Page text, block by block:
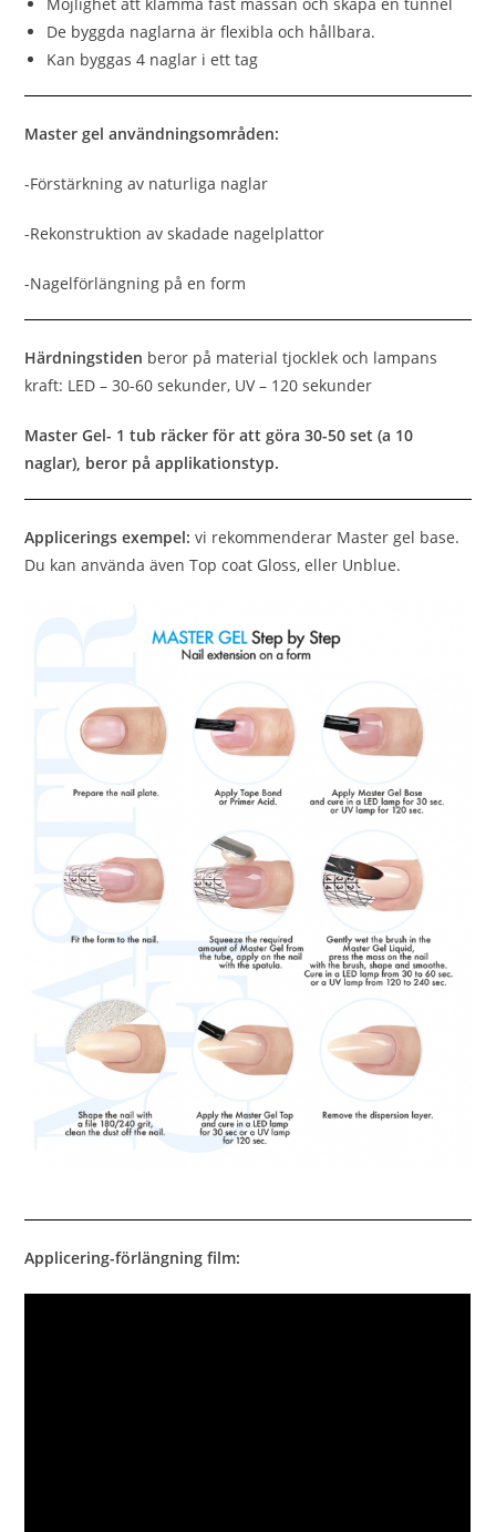
De byggda naglarna är flexibla och hållbara.
Kan byggas 4 naglar i ett tag
Master gel användningsområden:
-Förstärkning av naturliga naglar
-Rekonstruktion av skadade nagelplattor
-Nagelförlängning på en form
Härdningstiden beror på material tjocklek och lampans
kraft: LED – 30-60 sekunder, UV – 120 sekunder
Master Gel- 1 tub räcker för att göra 30-50 set (a 10
naglar), beror på applikationstyp.
Applicerings exempel:vi rekommenderar Master gel base.
Du kan använda även Top coat Gloss, eller Unblue.
Applicering-förlängning film: